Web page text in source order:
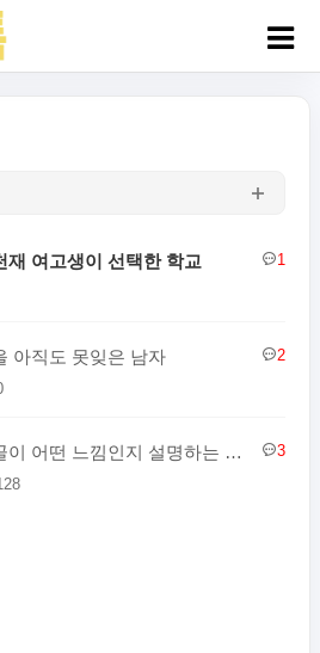
재 여고생이 선택한 학교
1
아직도 못잊은 남자
2
일본 시골이 어떤 느낌인지 설명하는 일본인
3